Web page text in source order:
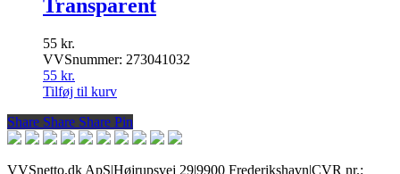
Transparent
55 kr.
VVSnummer: 273041032
55 kr.
Tilføj til kurv
Share
Share Share Share Pin
VVSnetto.dk ApS|Højrupsvej 29|9900 Frederikshavn|CVR nr.: